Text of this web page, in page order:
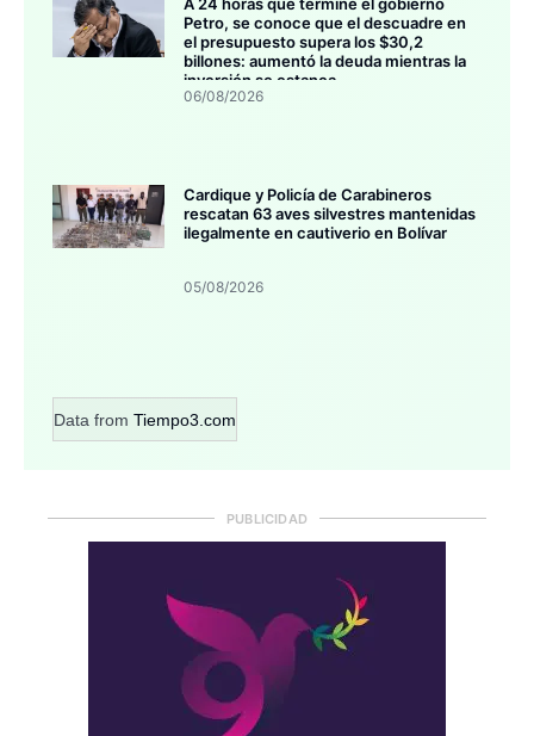
A 24 horas que termine el gobierno
Petro, se conoce que el descuadre en
el presupuesto supera los $30,2
billones: aumentó la deuda mientras la
inversión se estanca
06/08/2026
Cardique y Policía de Carabineros
rescatan 63 aves silvestres mantenidas
ilegalmente en cautiverio en Bolívar
05/08/2026
Data from Tiempo3.com
PUBLICIDAD